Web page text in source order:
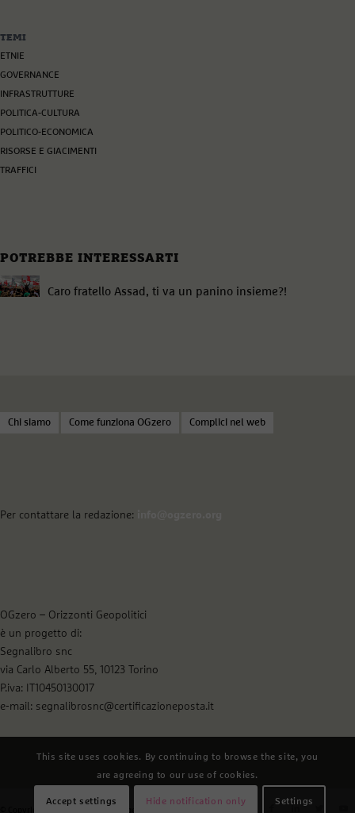
TEMI
ETNIE
GOVERNANCE
INFRASTRUTTURE
POLITICA-CULTURA
POLITICO-ECONOMICA
RISORSE E GIACIMENTI
TRAFFICI
POTREBBE INTERESSARTI
Caro fratello Assad, ti va un panino insieme?!
Chi siamo Come funziona OGzero Complici nel web
Per contattare la redazione:
OGzero – Orizzonti Geopolitici
è un progetto di:
Segnalibro snc
via Carlo Alberto 55, 10123 Torino
P.iva: IT10450130017
e-mail: segnalibrosnc@certificazioneposta.it
This site uses cookies. By continuing to browse the site, you
are agreeing to our use of cookies.
Accept settings Hide notification only Settings